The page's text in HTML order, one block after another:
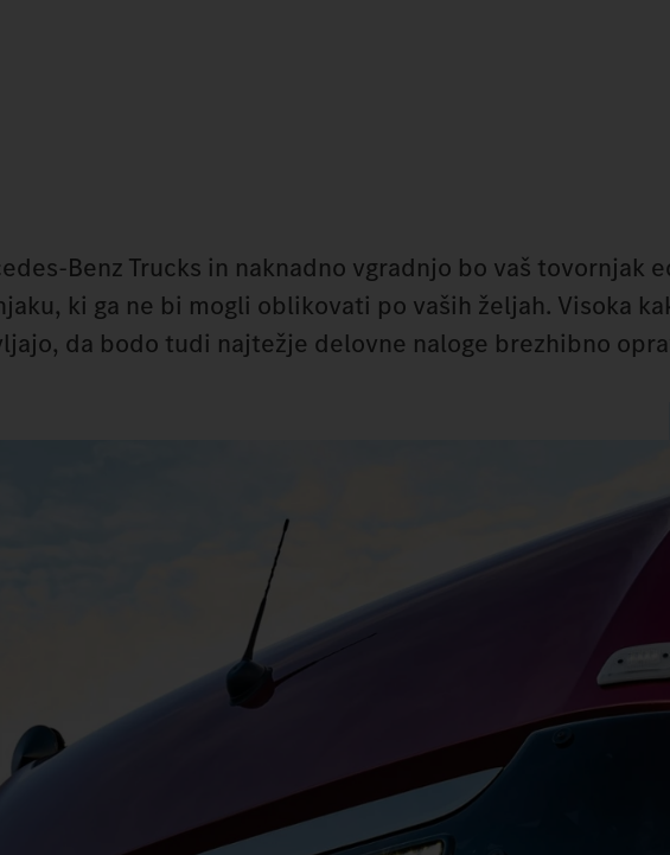
Benz Trucks in naknadno vgradnjo bo vaš tovornjak
ki ga ne bi mogli oblikovati po vaših željah. Visoka
da bodo tudi najtežje delovne naloge brezhibno